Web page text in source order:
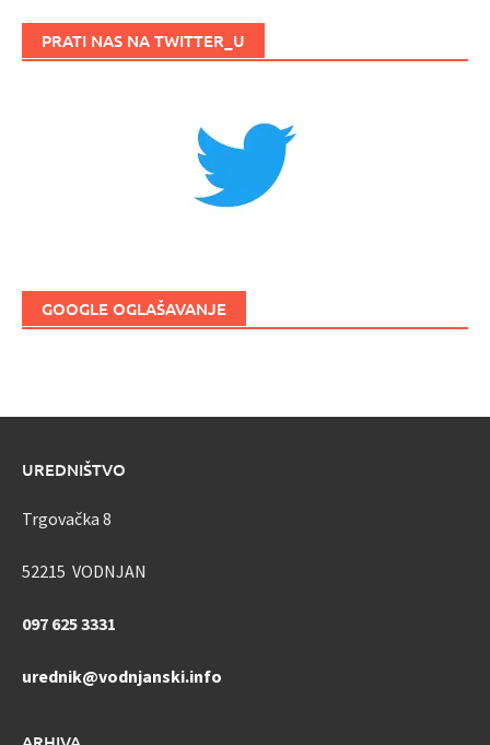
PRATI NAS NA TWITTER_U
GOOGLE OGLAŠAVANJE
UREDNIŠTVO
Trgovačka 8
52215 VODNJAN
097 625 3331
urednik@vodnjanski.info